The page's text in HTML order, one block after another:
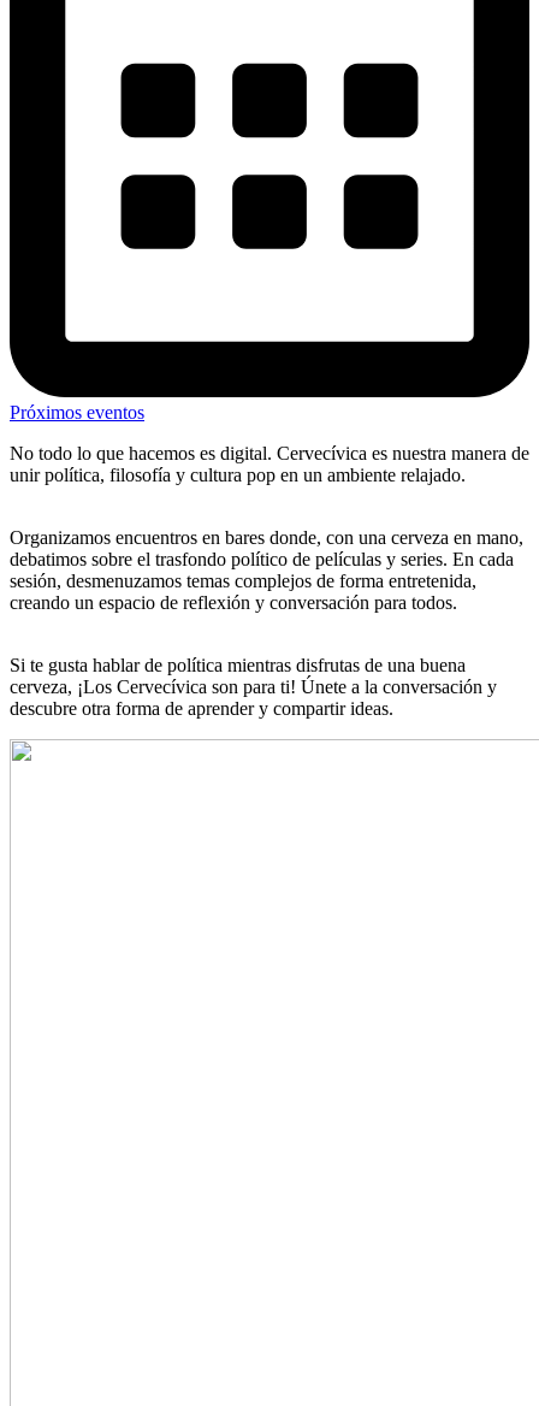
Próximos eventos
No todo lo que hacemos es digital. Cervecívica es nuestra manera de
unir política, filosofía y cultura pop en un ambiente relajado.
Organizamos encuentros en bares donde, con una cerveza en mano,
debatimos sobre el trasfondo político de películas y series. En cada
sesión, desmenuzamos temas complejos de forma entretenida,
creando un espacio de reflexión y conversación para todos.
Si te gusta hablar de política mientras disfrutas de una buena
cerveza, ¡Los Cervecívica son para ti! Únete a la conversación y
descubre otra forma de aprender y compartir ideas.